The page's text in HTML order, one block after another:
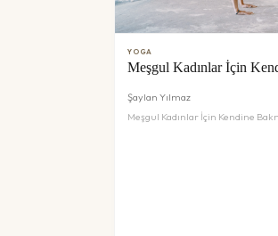
YOGA
Meşgul Kadınlar İçin
Şaylan Yılmaz
Meşgul Kadınlar İçin Kendine